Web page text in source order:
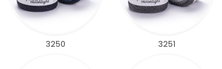
3250 3251